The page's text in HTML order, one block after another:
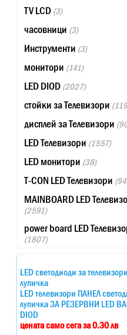
TV LCD (3)
часовници (3)
Инструменти (3)
монитори (141)
LED DIOD (2027)
стойки за Телевизори
дисплей за Телевизори
LED Телевизори (1557)
LED монитори (38)
T-CON LED Телевизори
MAINBOARD LED
(2591)
power board LED
(1807)
LED светодиоди за
лупичка
LED телевизори ПАНЕЛ
лупичка ЗА РЕЗЕРВНИ LED
DIOD
цената само сега за 0.30 лв